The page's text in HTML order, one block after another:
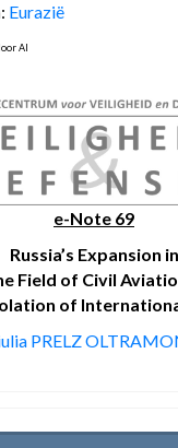
: Eurazië
AI
e-Note 69
Russia’s Expansion in
Field of Civil
of
PRELZ